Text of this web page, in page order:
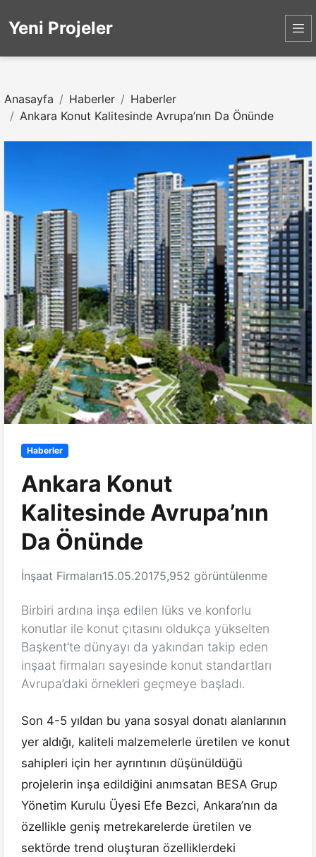
Yeni Projeler
Anasayfa Haberler
Haberler
Ankara Konut Kalitesinde Avrupa’nın Da Önünde
Haberler
Ankara Konut
Kalitesinde Avrupa’nın
Da Önünde
İnşaat Firmaları15.05.20175,952 görüntülenme
Birbiri ardına inşa edilen lüks ve konforlu
konutlar ile konut çıtasını oldukça yükselten
Başkent’te dünyayı da yakından takip eden
inşaat firmaları sayesinde konut standartları
Avrupa’daki örnekleri geçmeye başladı.
Son 4-5 yıldan bu yana sosyal donatı alanlarının
yer aldığı, kaliteli malzemelerle üretilen ve konut
sahipleri için her ayrıntının düşünüldüğü
projelerin inşa edildiğini anımsatan BESA Grup
Yönetim Kurulu Üyesi Efe Bezci, Ankara’nın da
özellikle geniş metrekarelerde üretilen ve
sektörde trend oluşturan özelliklerdeki